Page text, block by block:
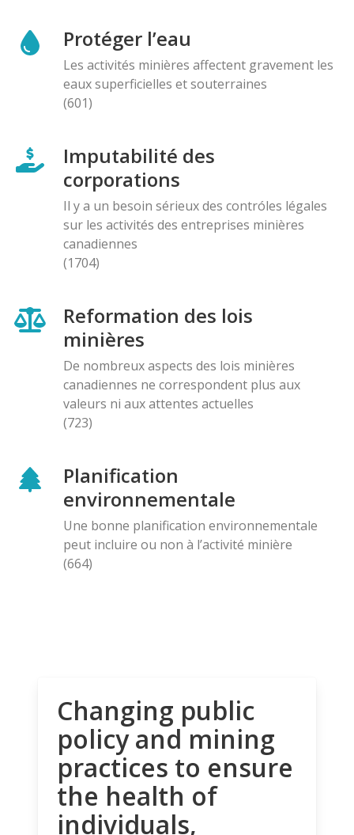
Protéger l’eau
Les activités minières affectent gravement les
eaux superficielles et souterraines
(601)
Imputabilité des
corporations
Il y a un besoin sérieux des contróles légales
sur les activités des entreprises minières
canadiennes
(1704)
Reformation des lois
minières
De nombreux aspects des lois minières
canadiennes ne correspondent plus aux
valeurs ni aux attentes actuelles
(723)
Planification
environnementale
Une bonne planification environnementale
peut incluire ou non à l’activité minière
(664)
Changing public
policy and mining
practices to ensure
the health of
individuals,